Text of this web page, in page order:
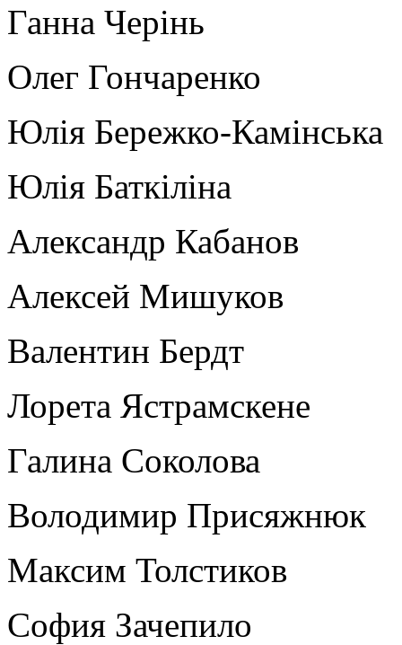
Ганна Черінь
Олег Гончаренко
Юлія Бережко-Камінська
Юлія Баткіліна
Александр Кабанов
Алексей Мишуков
Валентин Бердт
Лорета Ястрамскене
Галина Соколова
Володимир Присяжнюк
Максим Толстиков
София Зачепило